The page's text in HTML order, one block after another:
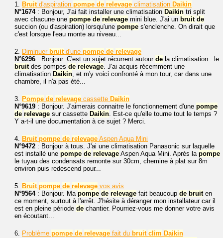
1. Bruitd'aspiration pompe de relevage climatisation Daikin
N°1674: Bonjour, J'ai fait installer une climatisation Daikin tri split
avec chacune une pompe de relevage mini blue. J'ai un bruit de
succion (ou d'aspiration) lorsqu'une pompe s'enclenche. On dirait que
c'est lorsque l'eau monte au niveau...
2. Diminuer bruitd'une pompe de relevage
N°6296 : Bonjour. C'est un sujet récurrent autour de la climatisation : le
bruitdes pompes de relevage. J'ai acquis récemment une
climatisation Daikin, et m'y voici confronté à mon tour, car dans une
chambre, il n'a pas été...
3. Pompe de relevage cassette Daikin
N°9619 : Bonjour. J'aimerais connaitre le fonctionnement d'une pompe
de relevage sur cassette Daikin. Est-ce qu'elle tourne tout le temps ?
Y a-t-il une documentation à ce sujet ? Merci.
4. Bruit pompe de relevage Aspen Aqua Mini
N°9472 : Bonjour à tous. J'ai une climatisation Panasonic sur laquelle
est installé une pompe de relevage Aspen Aqua Mini. Après la pompe
le tuyau des condensats remonte sur 30cm, chemine à plat sur 8m
environ puis redescend pour...
5. Bruit pompe de relevage vos avis
N°9564: Bonjour. Ma pompe de relevage fait beaucoup de bruiten
ce moment, surtout à l'arrêt. J'hésite à déranger mon installateur car il
est en pleine période de chantier. Pourriez-vous me donner votre avis
en écoutant...
6. Problème pompe de relevage fait du bruit clim Daikin